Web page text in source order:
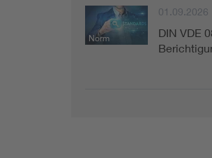
Norm
01.09.2026
DIN VDE